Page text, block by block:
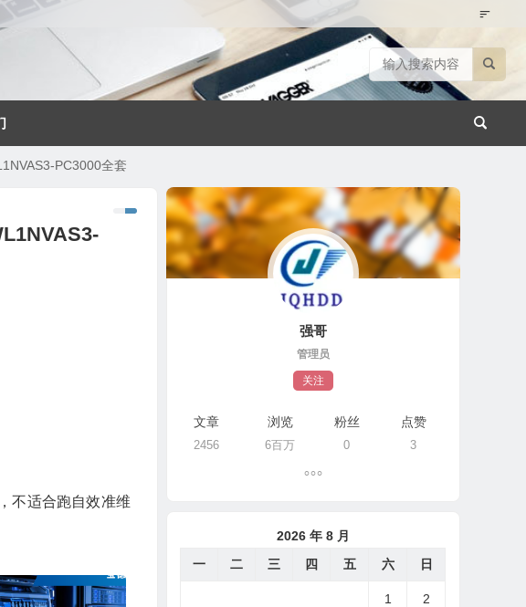
PC3000全套
不适合跑自效准维
强哥
管理员
关注
文章
2456
浏览
6百万
粉丝
0
点赞
3
2026 年 8 月
一
二 三 四 五 六 日
1 2